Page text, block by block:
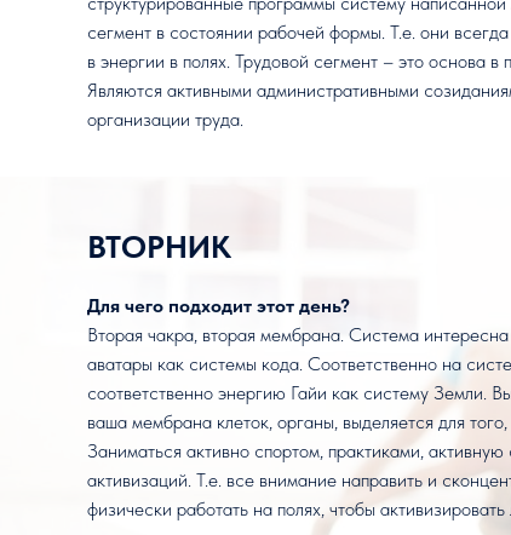
сегмент в состоянии рабочей формы. Т.е. они
в энергии в полях. Трудовой сегмент – это основа
Являются активными административными
организации труда.
Для чего подходит этот день?
Вторая чакра, вторая мембрана. Система
аватары как системы кода. Соответственно на
соответственно энергию Гайи как систему Земли.
ваша мембрана клеток, органы, выделяется для
Заниматься активно спортом, практиками,
активизаций. Т.е. все внимание направить и
физически работать на полях, чтобы
ВТОРНИК